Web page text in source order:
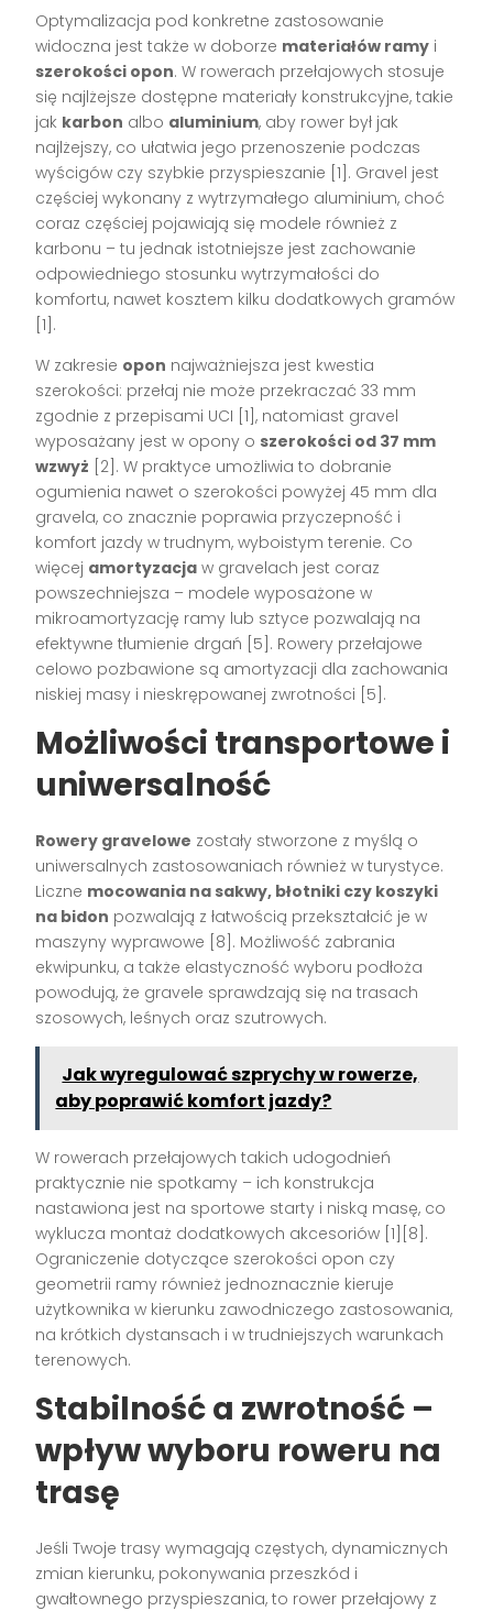
Optymalizacja pod konkretne zastosowanie
widoczna jest także w doborze materiałów ramy i
szerokości opon. W rowerach przełajowych stosuje
się najlżejsze dostępne materiały konstrukcyjne, takie
jak karbon albo aluminium, aby rower był jak
najlżejszy, co ułatwia jego przenoszenie podczas
wyścigów czy szybkie przyspieszanie [1]. Gravel jest
częściej wykonany z wytrzymałego aluminium, choć
coraz częściej pojawiają się modele również z
karbonu – tu jednak istotniejsze jest zachowanie
odpowiedniego stosunku wytrzymałości do
komfortu, nawet kosztem kilku dodatkowych gramów
[1].
W zakresie opon najważniejsza jest kwestia
szerokości: przełaj nie może przekraczać 33 mm
zgodnie z przepisami UCI [1], natomiast gravel
wyposażany jest w opony o szerokości od 37 mm
wzwyż [2]. W praktyce umożliwia to dobranie
ogumienia nawet o szerokości powyżej 45 mm dla
gravela, co znacznie poprawia przyczepność i
komfort jazdy w trudnym, wyboistym terenie. Co
więcej amortyzacja w gravelach jest coraz
powszechniejsza – modele wyposażone w
mikroamortyzację ramy lub sztyce pozwalają na
efektywne tłumienie drgań [5]. Rowery przełajowe
celowo pozbawione są amortyzacji dla zachowania
niskiej masy i nieskrępowanej zwrotności [5].
Możliwości transportowe i
uniwersalność
Rowery gravelowe zostały stworzone z myślą o
uniwersalnych zastosowaniach również w turystyce.
Liczne mocowania na sakwy, błotniki czy koszyki
na bidon pozwalają z łatwością przekształcić je w
maszyny wyprawowe [8]. Możliwość zabrania
ekwipunku, a także elastyczność wyboru podłoża
powodują, że gravele sprawdzają się na trasach
szosowych, leśnych oraz szutrowych.
Jak wyregulować szprychy w rowerze,
aby poprawić komfort jazdy?
W rowerach przełajowych takich udogodnień
praktycznie nie spotkamy – ich konstrukcja
nastawiona jest na sportowe starty i niską masę, co
wyklucza montaż dodatkowych akcesoriów [1][8].
Ograniczenie dotyczące szerokości opon czy
geometrii ramy również jednoznacznie kieruje
użytkownika w kierunku zawodniczego zastosowania,
na krótkich dystansach i w trudniejszych warunkach
terenowych.
Stabilność a zwrotność –
wpływ wyboru roweru na
trasę
Jeśli Twoje trasy wymagają częstych, dynamicznych
zmian kierunku, pokonywania przeszkód i
gwałtownego przyspieszania, to rower przełajowy z